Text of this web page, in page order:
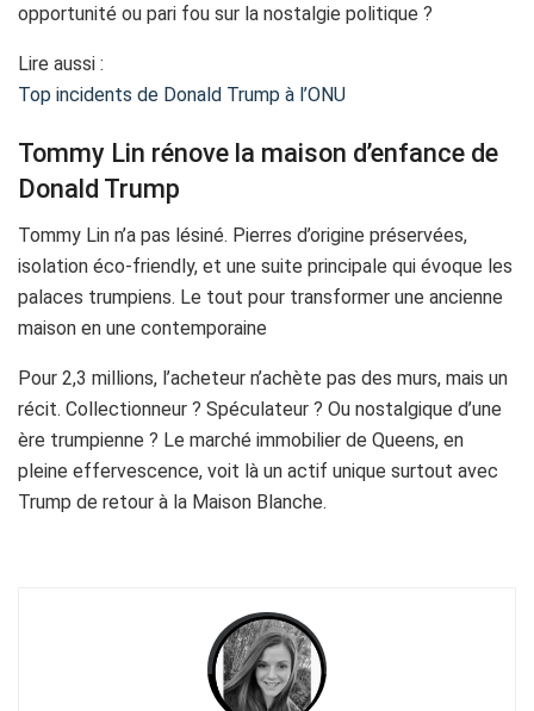
opportunité ou pari fou sur la nostalgie politique ?
Lire aussi :
Top incidents de Donald Trump à l’ONU
Tommy Lin rénove la maison d’enfance de
Donald Trump
Tommy Lin n’a pas lésiné. Pierres d’origine préservées,
isolation éco-friendly, et une suite principale qui évoque les
palaces trumpiens. Le tout pour transformer une ancienne
maison en une contemporaine
Pour 2,3 millions, l’acheteur n’achète pas des murs, mais un
récit. Collectionneur ? Spéculateur ? Ou nostalgique d’une
ère trumpienne ? Le marché immobilier de Queens, en
pleine effervescence, voit là un actif unique surtout avec
Trump de retour à la Maison Blanche.